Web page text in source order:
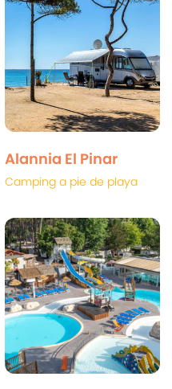
Alannia El Pinar
Camping a pie de playa